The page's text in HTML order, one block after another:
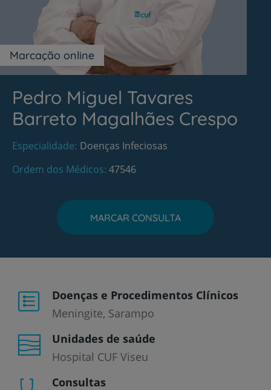
Marcação online
Pedro Miguel Tavares
Barreto Magalhães Crespo
Especialidade Doenças Infeciosas
Ordem dos Médicos 47546
MARCAR CONSULTA
Doenças e Procedimentos Clínicos
Meningite Sarampo
Unidades de saúde
Hospital CUF Viseu
Consultas